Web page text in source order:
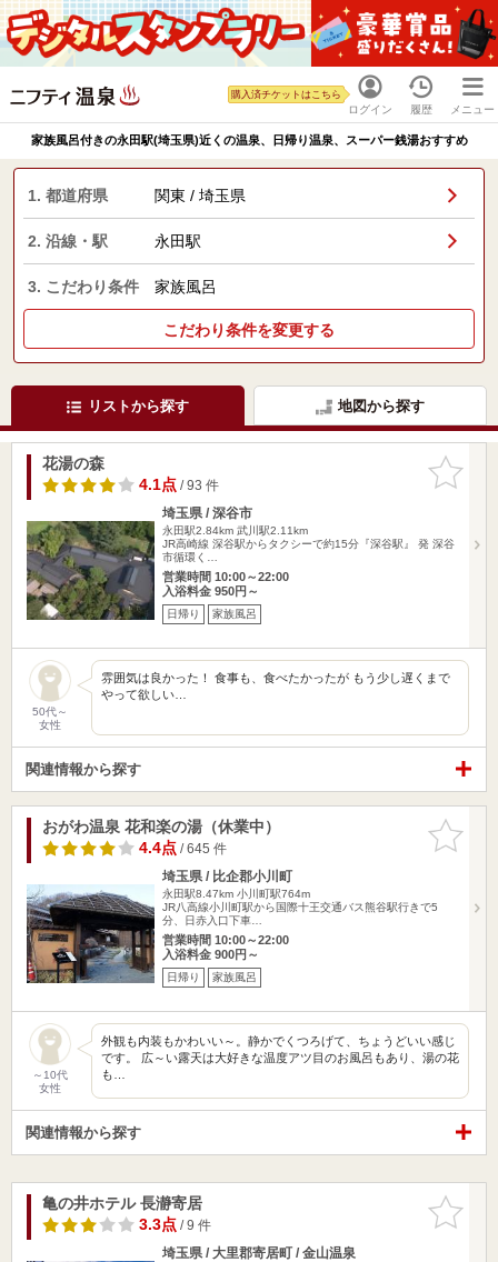
ログイン
購入済チケットはこちら
履歴 メニュー
家族風呂付きの永田駅(埼玉県)近くの温泉、日帰り温泉、スーパー銭湯おすすめ
1. 都道府県 関東 / 埼玉県
2. 沿線・駅 永田駅
3. こだわり条件 家族風呂
こだわり条件を変更する
リストから探す 地図から探す
お気に入
りに追加
花湯の森
4.1点/ 93 件
埼玉県 / 深谷市
永田駅2.84km 武川駅2.11km
JR高崎線 深谷駅からタクシーで約15分『深谷駅』 発 深谷
市循環く…
営業時間 10:00～22:00
入浴料金 950円～
日帰り 家族風呂
50代～
女性
雰囲気は良かった！ 食事も、食べたかったが もう少し遅くまで
やって欲しい…
関連情報から探す
お気に入
りに追加
おがわ温泉 花和楽の湯（休業中）
4.4点/ 645 件
埼玉県 / 比企郡小川町
永田駅8.47km 小川町駅764m
JR八高線小川町駅から国際十王交通バス熊谷駅行きで5
分、日赤入口下車…
営業時間 10:00～22:00
入浴料金 900円～
日帰り 家族風呂
～10代
女性
外観も内装もかわいい～。静かでくつろげて、ちょうどいい感じ
です。 広～い露天は大好きな温度アツ目のお風呂もあり、湯の花
も…
関連情報から探す
お気に入
りに追加
亀の井ホテル 長瀞寄居
3.3点/ 9 件
埼玉県 / 大里郡寄居町 / 金山温泉